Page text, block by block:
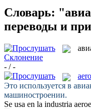
Словарь:
переводы и
Склонение
- / -
Это используется в
машиностроении.
Se usa en la industria